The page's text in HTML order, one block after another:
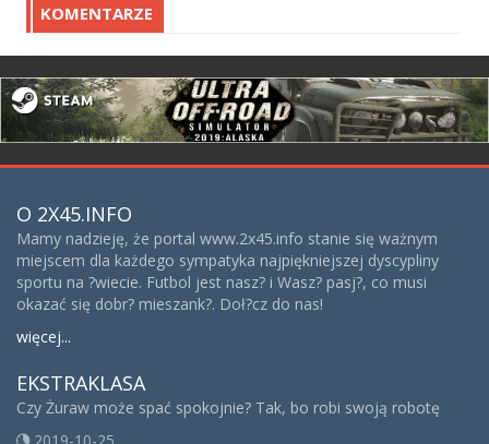
KOMENTARZE
O 2X45.INFO
Mamy nadzieję, że portal www.2x45.info stanie się ważnym
miejscem dla każdego sympatyka najpiękniejszej dyscypliny
sportu na ?wiecie. Futbol jest nasz? i Wasz? pasj?, co musi
okazać się dobr? mieszank?. Doł?cz do nas!
więcej...
EKSTRAKLASA
Czy Żuraw może spać spokojnie? Tak, bo robi swoją robotę